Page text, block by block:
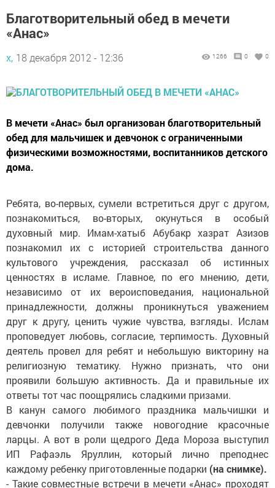
Благотворительный обед в мечети
«Анас»
х, 18 декабря 2012 - 12:36 1266 0 0
В мечети «Анас» был организован благотворительный
обед для мальчишек и девчонок с ограниченными
физическими возможностями, воспитанников детского
дома.
Ребята, во-первых, сумели встретиться друг с другом,
познакомиться, во-вторых, окунуться в особый
духовный мир. Имам-хатыб Абубакр хазрат Азизов
познакомил их с историей строительства данного
культового учреждения, рассказал об истинных
ценностях в исламе. Главное, по его мнению, дети,
независимо от их вероисповедания, национальной
принадлежности, должны проникнуться уважением
друг к другу, ценить чужие чувства, взгляды. Ислам
проповедует любовь, согласие, терпимость. Духовный
деятель провел для ребят и небольшую викторину на
религиозную тематику. Нужно признать, что они
проявили большую активность. Да и правильные их
ответы тот час поощрялись сладкими призами.
В канун самого любимого праздника мальчишки и
девчонки получили также новогодние красочные
ларцы. А вот в роли щедрого Деда Мороза выступил
ИП Рафаэль Яруллин, который лично преподнес
каждому ребенку приготовленные подарки (на снимке).
- Такие совместные встречи в мечети «Анас» проходят